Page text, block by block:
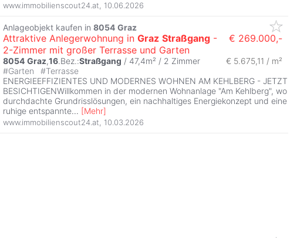
www.immobilienscout24.at, 10.06.2026
Anlageobjekt kaufen in 8054 Graz
Attraktive Anlegerwohnung in Graz Straßgang -
2-Zimmer mit großer Terrasse und Garten
€ 269.000,-
8054 Graz,16.Bez.:Straßgang / 47,4m² / 2 Zimmer
€ 5.675,11 / m²
#Garten #Terrasse
ENERGIEEFFIZIENTES UND MODERNES WOHNEN AM KEHLBERG - JETZT
BESICHTIGENWillkommen in der modernen Wohnanlage "Am Kehlberg", wo
durchdachte Grundrisslösungen, ein nachhaltiges Energiekonzept und eine
ruhige entspannte... [Mehr]
www.immobilienscout24.at 10.03.2026